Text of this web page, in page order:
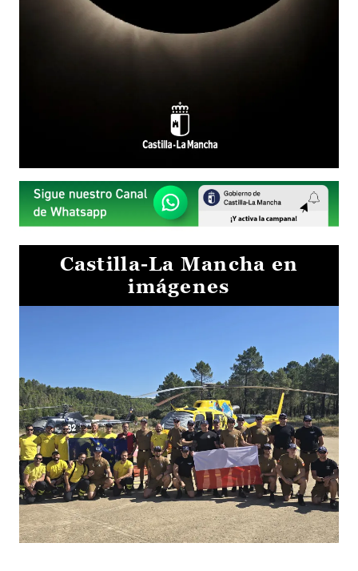
Castilla-La Mancha en
imágenes